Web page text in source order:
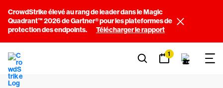
CrowdStrike élevé au rang de leader dans le Magic
Quadrant™ 2026 de Gartner® pour les plateformes de
protection des endpoints.
Télécharger le rapport
1